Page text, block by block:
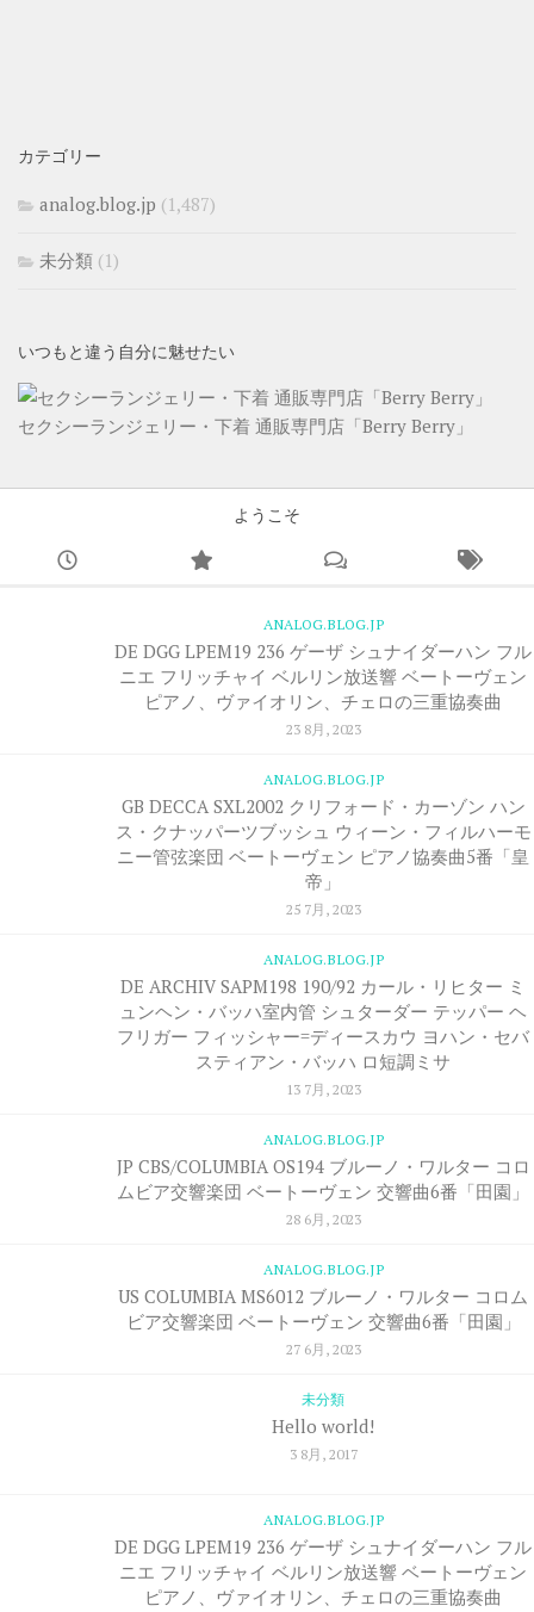
カテゴリー
analog.blog.jp (1,487)
未分類 (1)
いつもと違う自分に魅せたい
セクシーランジェリー・下着 通販専門店「Berry Berry」
ようこそ
ANALOG.BLOG.JP
DE DGG LPEM19 236 ゲーザ シュナイダーハン フル
ニエ フリッチャイ ベルリン放送響 ベートーヴェン
ピアノ、ヴァイオリン、チェロの三重協奏曲
23 8月, 2023
ANALOG.BLOG.JP
GB DECCA SXL2002 クリフォード・カーゾン ハン
ス・クナッパーツブッシュ ウィーン・フィルハーモ
ニー管弦楽団 ベートーヴェン ピアノ協奏曲5番「皇
帝」
25 7月, 2023
ANALOG.BLOG.JP
DE ARCHIV SAPM198 190/92 カール・リヒター ミ
ュンヘン・バッハ室内管 シュターダー テッパー ヘ
フリガー フィッシャー=ディースカウ ヨハン・セバ
スティアン・バッハ ロ短調ミサ
13 7月, 2023
ANALOG.BLOG.JP
JP CBS/COLUMBIA OS194 ブルーノ・ワルター コロ
ムビア交響楽団 ベートーヴェン 交響曲6番「田園」
28 6月, 2023
ANALOG.BLOG.JP
US COLUMBIA MS6012 ブルーノ・ワルター コロム
ビア交響楽団 ベートーヴェン 交響曲6番「田園」
27 6月, 2023
未分類
Hello world!
3 8月, 2017
ANALOG.BLOG.JP
DE DGG LPEM19 236 ゲーザ シュナイダーハン フル
ニエ フリッチャイ ベルリン放送響 ベートーヴェン
ピアノ、ヴァイオリン、チェロの三重協奏曲